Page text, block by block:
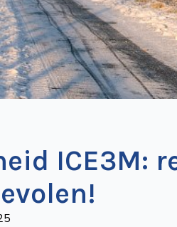
ICE3M: